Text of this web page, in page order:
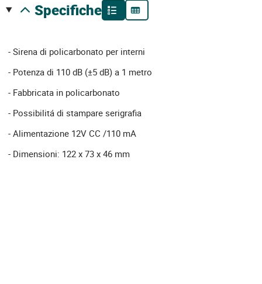
specifiche
- Sirena di policarbonato per interni
- Potenza di 110 dB (±5 dB) a 1 metro
- Fabbricata in policarbonato
- Possibilitá di stampare serigrafia
- Alimentazione 12V CC /110 mA
- Dimensioni: 122 x 73 x 46 mm